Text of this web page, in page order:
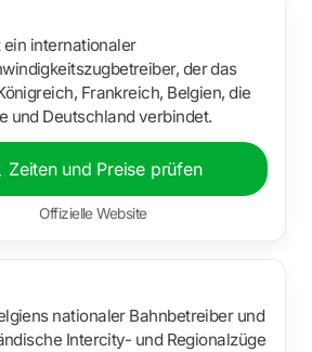
ein internationaler
der das
Frankreich, Belgien, die
und Deutschland verbindet.
Zeiten und Preise prüfen
Offizielle Website
nationaler Bahnbetreiber und
Intercity- und Regionalzüge